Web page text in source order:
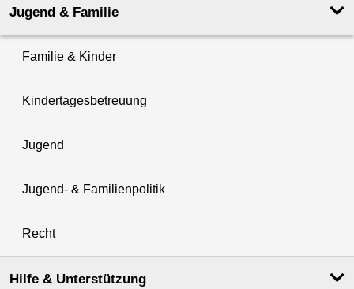
Jugend & Familie
Familie & Kinder
Kindertagesbetreuung
Jugend
Jugend- & Familienpolitik
Recht
Hilfe & Unterstützung